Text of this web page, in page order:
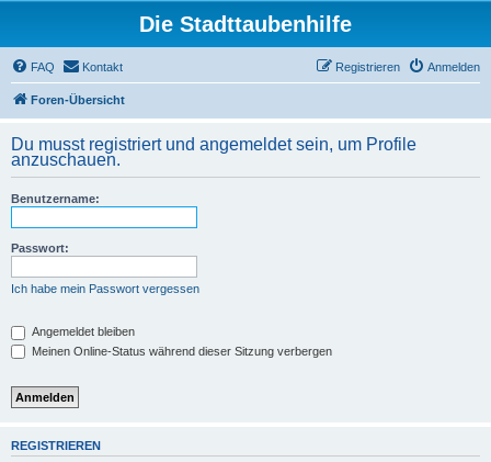
Die Stadttaubenhilfe
FAQ Kontakt Anmelden
Registrieren
Foren-Übersicht
Du musst registriert und angemeldet sein, um Profile
anzuschauen.
Benutzername:
Passwort:
Ich habe mein Passwort vergessen
Angemeldet bleiben
Meinen Online-Status während dieser Sitzung verbergen
REGISTRIEREN